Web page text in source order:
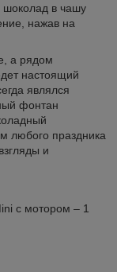
шоколад в чашу
нажав на
а рядом
настоящий
являлся
фонтан
любого праздника
и
с мотором – 1